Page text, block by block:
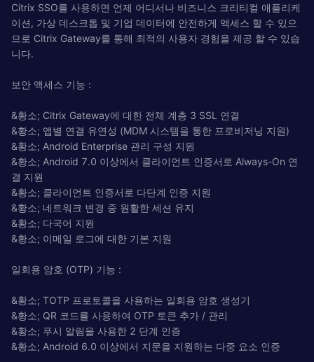
Citrix SSO를 사용하면 언제 어디서나 비즈니스 크리티컬 애플리케
이션, 가상 데스크톱 및 기업 데이터에 안전하게 액세스 할 수 있으
므로 Citrix Gateway를 통해 최적의 사용자 경험을 제공 할 수 있습
니다.
보안 액세스 기능 :
&황소; Citrix Gateway에 대한 전체 계층 3 SSL 연결
&황소; 앱별 연결 유연성 (MDM 시스템을 통한 프로비저닝 지원)
&황소; Android Enterprise 관리 구성 지원
&황소; Android 7.0 이상에서 클라이언트 인증서로 Always-On 연
결 지원
&황소; 클라이언트 인증서로 다단계 인증 지원
&황소; 네트워크 변경 중 원활한 세션 유지
&황소; 다국어 지원
&황소; 이메일 로그에 대한 기본 지원
일회용 암호 (OTP) 기능 :
&황소; TOTP 프로토콜을 사용하는 일회용 암호 생성기
&황소; QR 코드를 사용하여 OTP 토큰 추가 / 관리
&황소; 푸시 알림을 사용한 2 단계 인증
&황소; Android 6.0 이상에서 지문을 지원하는 다중 요소 인증